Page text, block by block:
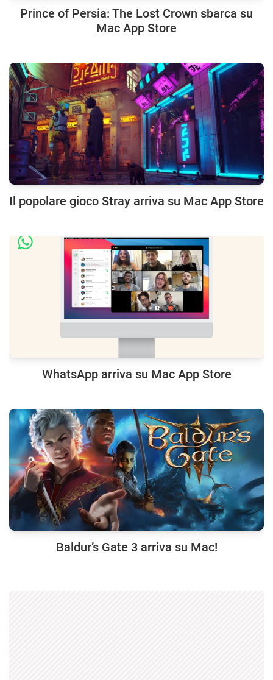
Prince of Persia: The Lost Crown sbarca su
Mac App Store
Il popolare gioco Stray arriva su Mac App Store
WhatsApp arriva su Mac App Store
Baldur’s Gate 3 arriva su Mac!